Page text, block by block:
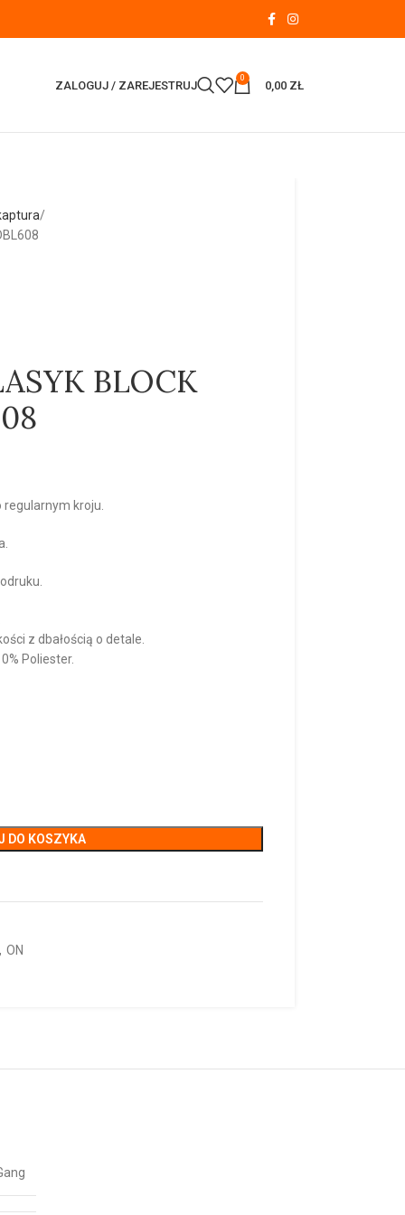
ZALOGUJ / ZAREJESTRUJ
0
0,00 ZŁ
BLOCK
kroju.
z dbałością o detale.
Poliester.
DO KOSZYKA
ON